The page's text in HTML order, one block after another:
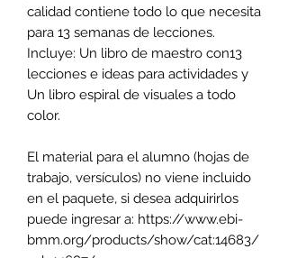
calidad contiene todo lo que necesita
para 13 semanas de lecciones.
Incluye: Un libro de maestro con13
lecciones e ideas para actividades y
Un libro espiral de visuales a todo
color.
El material para el alumno (hojas de
trabajo, versículos) no viene incluido
en el paquete, si desea adquirirlos
puede ingresar a: https://www.ebi-
bmm.org/products/show/cat:14683/